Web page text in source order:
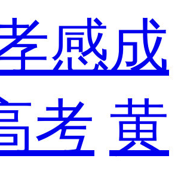
感成
考 黄